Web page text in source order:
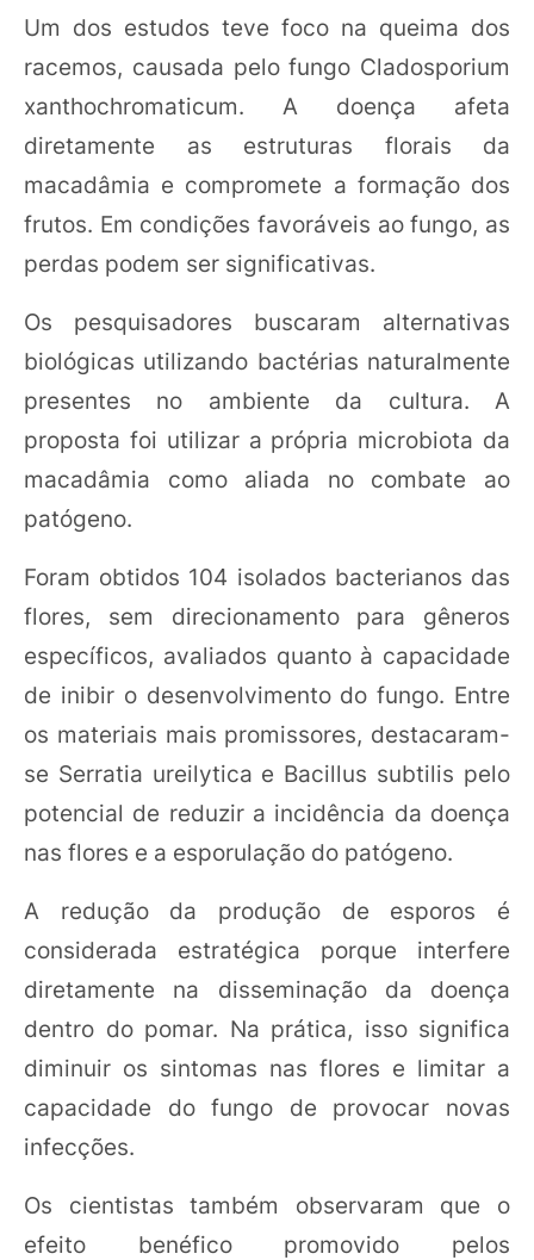
Um dos estudos teve foco na queima dos
racemos, causada pelo fungo Cladosporium
xanthochromaticum. A doença afeta
diretamente as estruturas florais da
macadâmia e compromete a formação dos
frutos. Em condições favoráveis ao fungo, as
perdas podem ser significativas.
Os pesquisadores buscaram alternativas
biológicas utilizando bactérias naturalmente
presentes no ambiente da cultura. A
proposta foi utilizar a própria microbiota da
macadâmia como aliada no combate ao
patógeno.
Foram obtidos 104 isolados bacterianos das
flores, sem direcionamento para gêneros
específicos, avaliados quanto à capacidade
de inibir o desenvolvimento do fungo. Entre
os materiais mais promissores, destacaram-
se Serratia ureilytica e Bacillus subtilis pelo
potencial de reduzir a incidência da doença
nas flores e a esporulação do patógeno.
A redução da produção de esporos é
considerada estratégica porque interfere
diretamente na disseminação da doença
dentro do pomar. Na prática, isso significa
diminuir os sintomas nas flores e limitar a
capacidade do fungo de provocar novas
infecções.
Os cientistas também observaram que o
efeito benéfico promovido pelos